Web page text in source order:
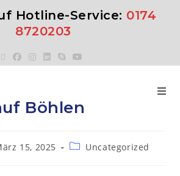
Hotline-Service: 0174
8720203
Böhlen
15, 2025 Uncategorized